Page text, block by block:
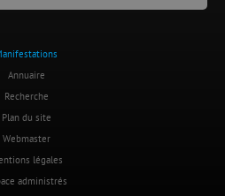
Annuaire
Recherche
Plan du site
Webmaster
légales
administrés